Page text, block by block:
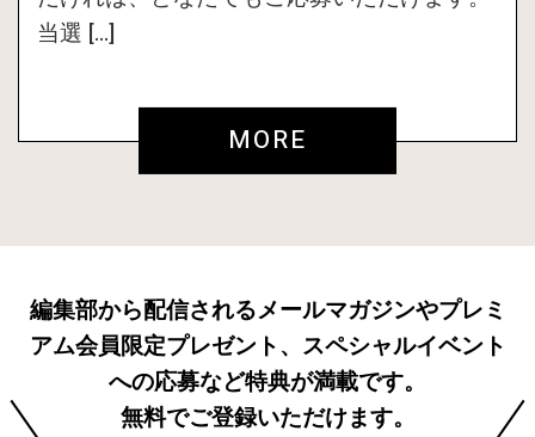
当選 […]
MORE
編集部から配信されるメールマガジンやプレミ
アム会員限定プレゼント、スペシャルイベント
への応募など特典が満載です。
無料でご登録いただけます。